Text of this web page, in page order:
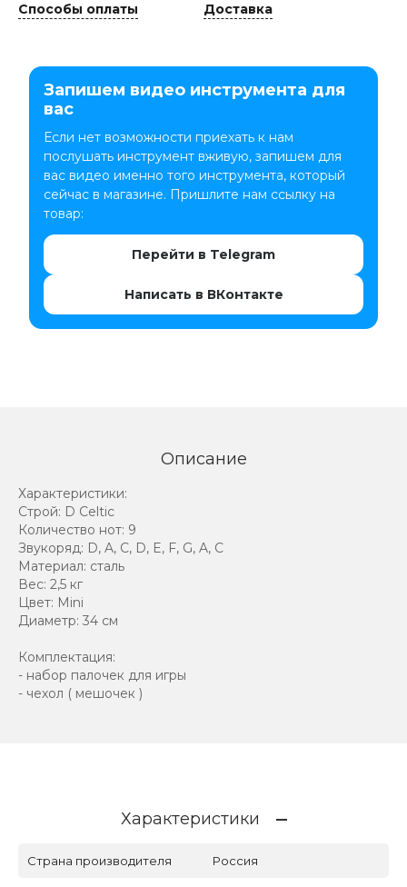
Способы оплаты Доставка
Запишем видео инструмента для
вас
Если нет возможности приехать к нам
послушать инструмент вживую, запишем для
вас видео именно того инструмента, который
сейчас в магазине. Пришлите нам ссылку на
товар:
Перейти в Telegram
Написать в ВКонтакте
Описание
Характеристики:
Строй: D Celtic
Количество нот: 9
Звукоряд: D, A, C, D, E, F, G, A, C
Материал: сталь
Вес: 2,5 кг
Цвет: Mini
Диаметр: 34 см
Комплектация:
- набор палочек для игры
- чехол ( мешочек )
Характеристики
Страна производителя Россия